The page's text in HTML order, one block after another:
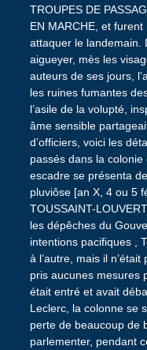
TROUPES DE
EN MARCHE, et
attaquer le landemain.
aigueyer, mès les
auteurs de ses jours,
les ruines fumantes
l’asile de la volupté,
âme sensible
d’officiers, voici les
passés dans la colonie
escadre se présenta
pluviôse [an X, 4 ou 5
TOUSSAINT-
les dépêches du
intentions pacifiques ,
à l’autre, mais il
pris aucunes mesures
était entré et avait
Leclerc, la colonne se
perte de beaucoup de
parlementer, pendant